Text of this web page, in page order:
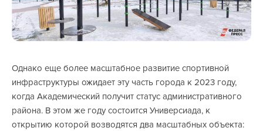
Однако еще более масштабное развитие спортивной
инфраструктуры ожидает эту часть города к 2023 году,
когда Академический получит статус административного
района. В этом же году состоится Универсиада, к
открытию которой возводятся два масштабных объекта: